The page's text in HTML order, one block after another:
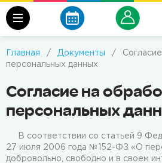
Главная / Документы /
персональных данных
Согласие на
персональных
В соответствии со статьей 9
27 июля 2006 года №152-ФЗ «О
добровольно, свободно и в своем